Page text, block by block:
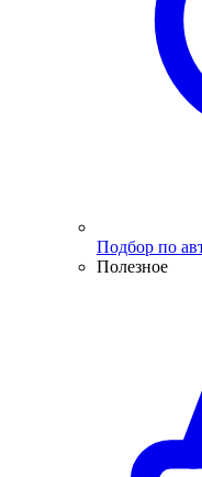
Подбор по
Полезное